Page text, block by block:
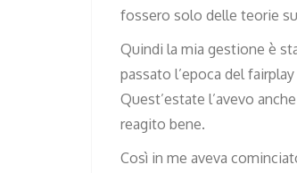
fossero solo delle teorie
Quindi la mia gestione è
passato l’epoca del
Quest’estate l’avevo
reagito bene.
Così in me aveva